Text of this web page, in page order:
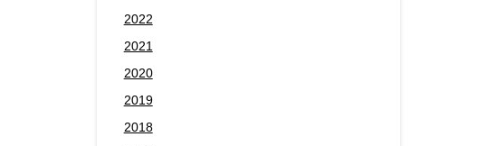
2022
2021
2020
2019
2018